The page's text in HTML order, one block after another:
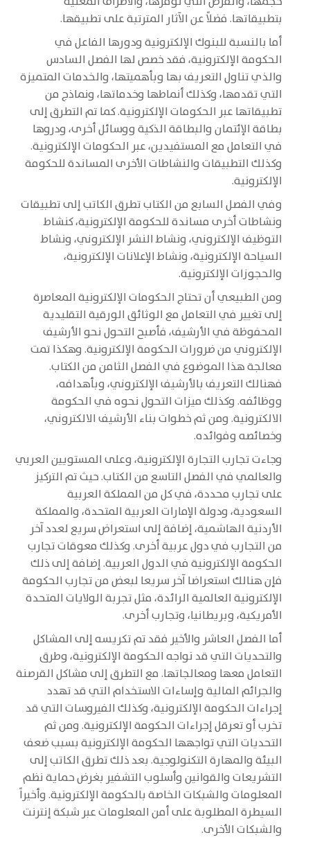
بتطبيقاتها. فضلاً عن الآثار المترتبة على تطبيقها.
أما بالنسبة للبنوك الإلكترونية ودورها الفاعل في
الحكومة الإلكترونية، فقد خصص لها الفصل السادس
والذي تناول التعريف بها وبأهميتها، والخدمات المتميزة
التي تقدمها، وكذلك أنماطها وخدماتها، ونماذج من
تطبيقاتها عبر الحكومات الإلكترونية. كما تم التطرق إلى
بطاقة الإئتمان والبطاقة الذكية ووسائل أخرى، ودروها
في التعامل مع المستفيدين، عبر الحكومات الإلكترونية.
وكذلك التطبيقات والنشاطات الأخرى المساندة للحكومة
الإلكترونية.
وفي الفصل السابع من الكتاب تطرق الكاتب إلى تطبيقات
ونشاطات أخرى مساندة للحكومة الإلكترونية، كنشاط
التوظيف الإلكتروني، ونشاط النشر الإلكتروني، ونشاط
السياحة الإلكترونية، ونشاط الإعلانات الإلكترونية،
والحجوزات الإلكترونية.
ومن الطبيعي أن تحتاج الحكومات الإلكترونية المعاصرة
إلى تغيير في التعامل مع الوثائق الورقية التقليدية
المحفوظة في الأرشيف، فأصبح التحول نحو الأرشيف
الإلكتروني من ضرورات الحكومة الإلكترونية. وهكذا تمت
معالجة هذا الموضوع في الفصل الثامن من الكتاب.
فهنالك التعريف بالأرشيف الإلكتروني، وبأهدافه،
ووظائفه. وكذلك ميزات التحول نحوه في الحكومة
الالكترونية. ومن ثم خطوات بناء الأرشيف الالكتروني،
وخصائصه وفوائده.
وجاءت تجارب التجارة الإلكترونية، وعلى المستويين العربي
والعالمي في الفصل التاسع من الكتاب. حيث تم التركيز
على تجارب محددة، في كل من المملكة العربية
السعودية، ودولة الإمارات العربية المتحدة، والمملكة
الأردنية الهاشمية، إضافة إلى استعراض سريع لعدد آخر
من التجارب في دول عربية أخرى. وكذلك معوقات تجارب
الحكومة الإلكترونية في الدول العربية. إضافة إلى ذلك
فإن هنالك استعراضا آخر سريعا لبعض من تجارب الحكومة
الإلكترونية العالمية الرائدة، مثل تجربة الولايات المتحدة
الأمريكية، وبريطانيا، وتجارب أخرى.
أما الفصل العاشر والأخير فقد تم تكريسه إلى المشاكل
والتحديات التي قد نواجه الحكومة الإلكترونية، وطرق
التعامل معها ومعالجاتها. مع التطرق إلى مشاكل القرصنة
والجرائم المالية وإساءات الاستخدام التي قد تهدد
إجراءات الحكومة الإلكترونية، وكذلك الفيروسات التي قد
تخرب أو تعرقل إجراءات الحكومة الإلكترونية. ومن ثم
التحديات التي تواجهها الحكومة الإلكترونية بسبب ضعف
البيئة والمهارة التكنولوجية. بعد ذلك تطرق الكاتب إلى
التشريعات والقوانين وأسلوب التشفير بغرض حماية نظم
المعلومات والشبكات الخاصة بالحكومة الإلكترونية. وأخيراً
السيطرة المطلوبة على أمن المعلومات عبر شبكة إنترنت
والشبكات الأخرى.